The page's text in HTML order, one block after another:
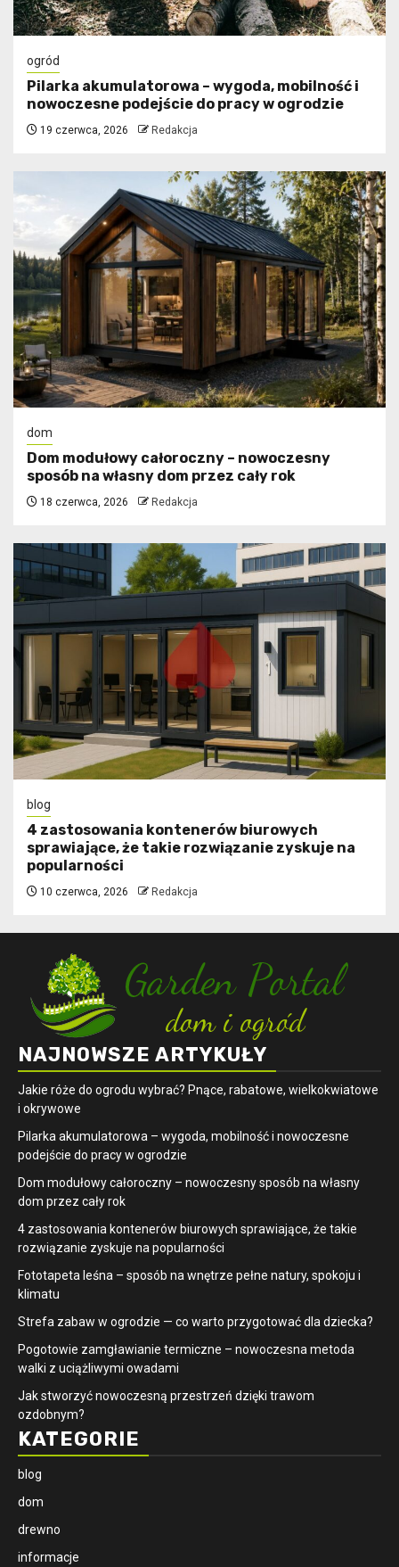
ogród
Pilarka akumulatorowa – wygoda, mobilność i
nowoczesne podejście do pracy w ogrodzie
19 czerwca, 2026 Redakcja
dom
Dom modułowy całoroczny – nowoczesny
sposób na własny dom przez cały rok
18 czerwca, 2026 Redakcja
blog
4 zastosowania kontenerów biurowych
sprawiające, że takie rozwiązanie zyskuje na
popularności
10 czerwca, 2026 Redakcja
NAJNOWSZE ARTYKUŁY
Jakie róże do ogrodu wybrać? Pnące, rabatowe, wielkokwiatowe
i okrywowe
Pilarka akumulatorowa – wygoda, mobilność i nowoczesne
podejście do pracy w ogrodzie
Dom modułowy całoroczny – nowoczesny sposób na własny
dom przez cały rok
4 zastosowania kontenerów biurowych sprawiające, że takie
rozwiązanie zyskuje na popularności
​Fototapeta leśna – sposób na wnętrze pełne natury, spokoju i
klimatu
Strefa zabaw w ogrodzie — co warto przygotować dla dziecka?
Pogotowie zamgławianie termiczne – nowoczesna metoda
walki z uciążliwymi owadami
Jak stworzyć nowoczesną przestrzeń dzięki trawom
ozdobnym?
KATEGORIE
blog
dom
drewno
informacje